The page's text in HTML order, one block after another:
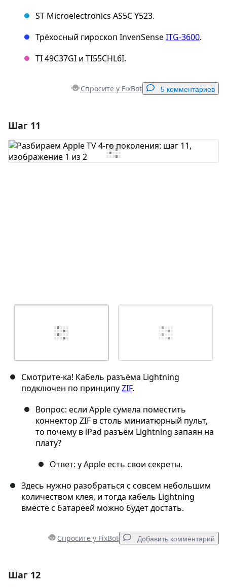
ST Microelectronics AS5C Y523.
Трёхосный гироскоп InvenSenseITG-3600.
TI 49C37GI и TI55CHL6I.
Спросите у FixBot 5 комментариев
Добавить комментарий
Шаг 11
Смотрите-ка! Кабель разъёма Lightning
подключен по принципуZIF.
Вопрос: если Apple сумела поместить
коннектор ZIF в столь миниатюрный пульт,
то почему в iPad разъём Lightning запаян на
плату?
Ответ: у Apple есть свои секреты.
Здесь нужно разобраться с совсем небольшим
количеством клея, и тогда кабель Lightning
вместе с батареей можно будет достать.
Спросите у FixBot Добавить комментарий
Шаг 12